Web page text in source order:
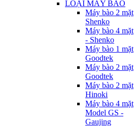
LOẠI MÁY BÀO
Máy bào 2 mặt
Shenko
Máy bào 4 mặt
- Shenko
Máy bào 1 mặt
Goodtek
Máy bào 2 mặt
Goodtek
Máy bào 2 mặt
Hinoki
Máy bào 4 mặt
Model GS -
Gaujing